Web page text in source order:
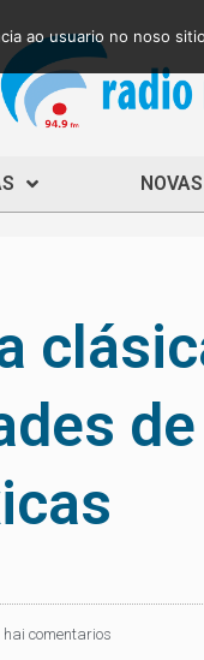
NOVAS
hai comentarios
ao usuario no noso